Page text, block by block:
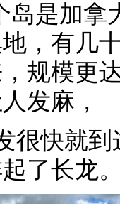
岛是加拿
，有几
规模更
发麻，
很快就
了长龙